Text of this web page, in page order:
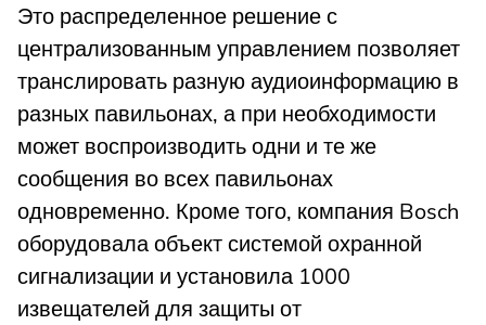
Это распределенное решение с
централизованным управлением позволяет
транслировать разную аудиоинформацию в
разных павильонах, а при необходимости
может воспроизводить одни и те же
сообщения во всех павильонах
одновременно. Кроме того, компания Bosch
оборудовала объект системой охранной
сигнализации и установила 1000
извещателей для защиты от